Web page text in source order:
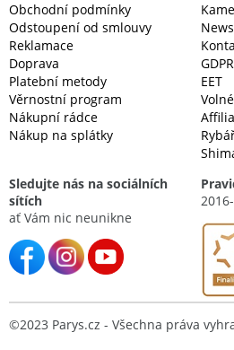
Obchodní podmínky
Odstoupení od smlouvy
Reklamace
Doprava
Platební metody
Věrnostní program
Nákupní rádce
Nákup na splátky
GDPR
EET
Sledujte nás na sociálních
sítích
ať Vám nic neunikne
©2023 Parys.cz - Všechna práva